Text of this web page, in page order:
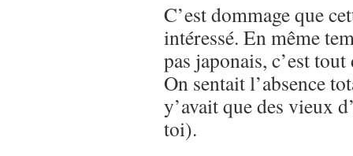
C’est dommage que
intéressé. En même
pas japonais, c’est
On sentait l’absence
y’avait que des vieux
toi).